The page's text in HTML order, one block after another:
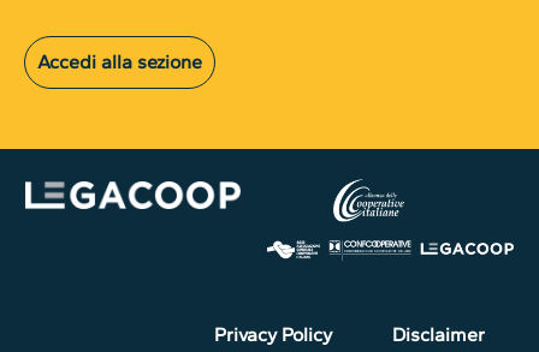
Accedi alla sezione
Privacy Policy
Disclaimer